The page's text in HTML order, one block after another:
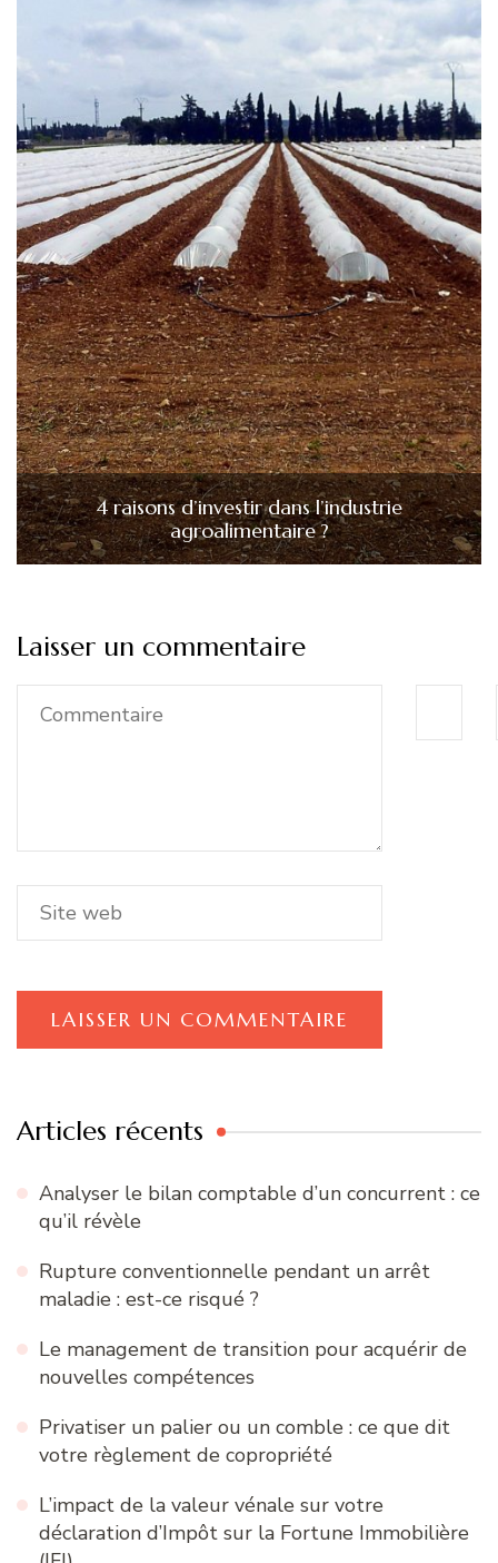
4 raisons d’investir dans l’industrie
agroalimentaire ?
Laisser un commentaire
Articles récents
Analyser le bilan comptable d’un concurrent : ce
qu’il révèle
Rupture conventionnelle pendant un arrêt
maladie : est-ce risqué ?
Le management de transition pour acquérir de
nouvelles compétences
Privatiser un palier ou un comble : ce que dit
votre règlement de copropriété
L’impact de la valeur vénale sur votre
déclaration d’Impôt sur la Fortune Immobilière